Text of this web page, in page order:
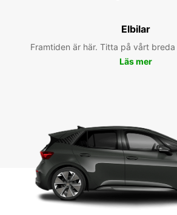
Elbilar
Framtiden är här. Titta på vårt
Läs mer